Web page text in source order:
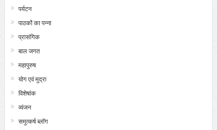
पर्यटन
पाठकों का पन्ना
प्रासंगिक
बाल जगत
महापुरुष
योग एवं मुद्रा
विशेषांक
व्यंजन
समुत्कर्ष ब्लॉग